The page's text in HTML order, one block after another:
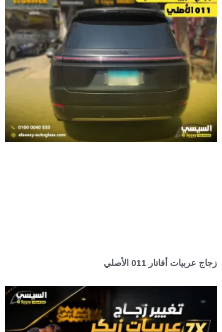
زجاج عربيات أفاتار 011 الأصلي